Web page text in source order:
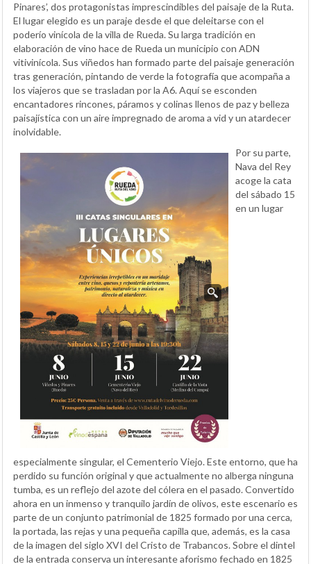
Pinares’, dos protagonistas imprescindibles del paisaje de la Ruta.
El lugar elegido es un paraje desde el que deleitarse con el
poderío vinícola de la villa de Rueda. Su larga tradición en
elaboración de vino hace de Rueda un municipio con ADN
vitivinícola. Sus viñedos han formado parte del paisaje generación
tras generación, pintando de verde la fotografía que acompaña a
los viajeros que se trasladan por la A6. Aquí se esconden
encantadores rincones, páramos y colinas llenos de paz y belleza
paisajística con un aire impregnado de aroma a vid y un atardecer
inolvidable.
Por su parte,
Nava del Rey
acoge la cata
del sábado 15
en un lugar
especialmente singular, el Cementerio Viejo. Este entorno, que ha
perdido su función original y que actualmente no alberga ninguna
tumba, es un reflejo del azote del cólera en el pasado. Convertido
ahora en un inmenso y tranquilo jardín de olivos, este escenario es
parte de un conjunto patrimonial de 1825 formado por una cerca,
la portada, las rejas y una pequeña capilla que, además, es la casa
de la imagen del siglo XVI del Cristo de Trabancos. Sobre el dintel
de la entrada conserva un interesante aforismo fechado en 1825